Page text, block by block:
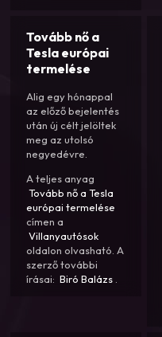
Tovább nő a
Tesla európai
termelése
Alig egy hónappal
az előző bejelentés
után új célt jelöltek
meg az utolsó
negyedévre.
A teljes anyag
Tovább nő a Tesla
európai termelése
címen a
Villanyautósok
oldalon olvasható. A
szerző további
írásai: Biró Balázs